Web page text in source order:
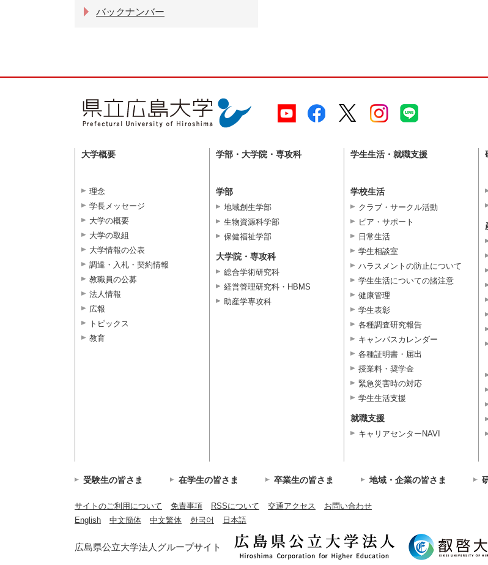
バックナンバー
大学概要
理念
学長メッセージ
大学の概要
大学の取組
大学情報の公表
調達・入札・契約情報
教職員の公募
法人情報
広報
トピックス
教育
学部・大学院・専攻科
学部
地域創生学部
生物資源科学部
保健福祉学部
大学院・専攻科
総合学術研究科
経営管理研究科・HBMS
助産学専攻科
学生生活・就職支援
学校生活
クラブ・サークル活動
ピア・サポート
日常生活
学生相談室
ハラスメントの防止について
学生生活についての諸注意
健康管理
学生表彰
各種調査研究報告
キャンパスカレンダー
各種証明書・届出
授業料・奨学金
緊急災害時の対応
学生生活支援
就職支援
キャリアセンターNAVI
受験生の皆さま 在学生の皆さま 卒業生の皆さま 地域・企業の皆さま
サイトのご利用について 免責事項 RSSについて 交通アクセス
お問い合わせ
English
中文簡体 中文繁体 한국어 日本語
広島県公立大学法人グループサイト